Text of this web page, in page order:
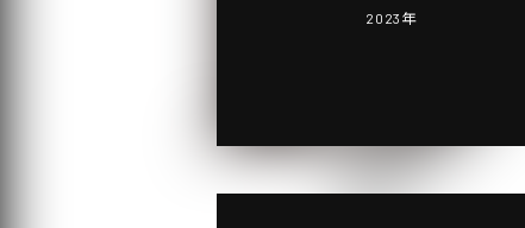
2023 年